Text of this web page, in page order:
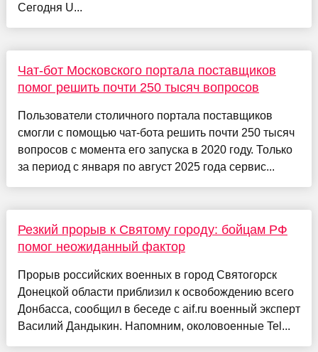
Сегодня U...
Чат-бот Московского портала поставщиков
помог решить почти 250 тысяч вопросов
Пользователи столичного портала поставщиков
смогли с помощью чат-бота решить почти 250 тысяч
вопросов с момента его запуска в 2020 году. Только
за период с января по август 2025 года сервис...
Резкий прорыв к Святому городу: бойцам РФ
помог неожиданный фактор
Прорыв российских военных в город Святогорск
Донецкой области приблизил к освобождению всего
Донбасса, сообщил в беседе с aif.ru военный эксперт
Василий Дандыкин. Напомним, околовоенные Tel...